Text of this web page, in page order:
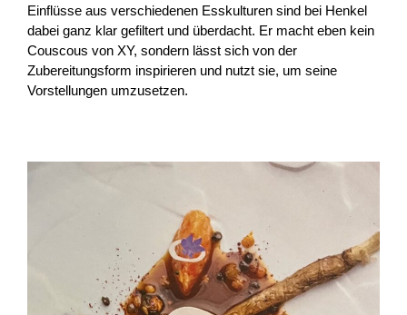
Einflüsse aus verschiedenen Esskulturen sind bei Henkel
dabei ganz klar gefiltert und überdacht. Er macht eben kein
Couscous von XY, sondern lässt sich von der
Zubereitungsform inspirieren und nutzt sie, um seine
Vorstellungen umzusetzen.